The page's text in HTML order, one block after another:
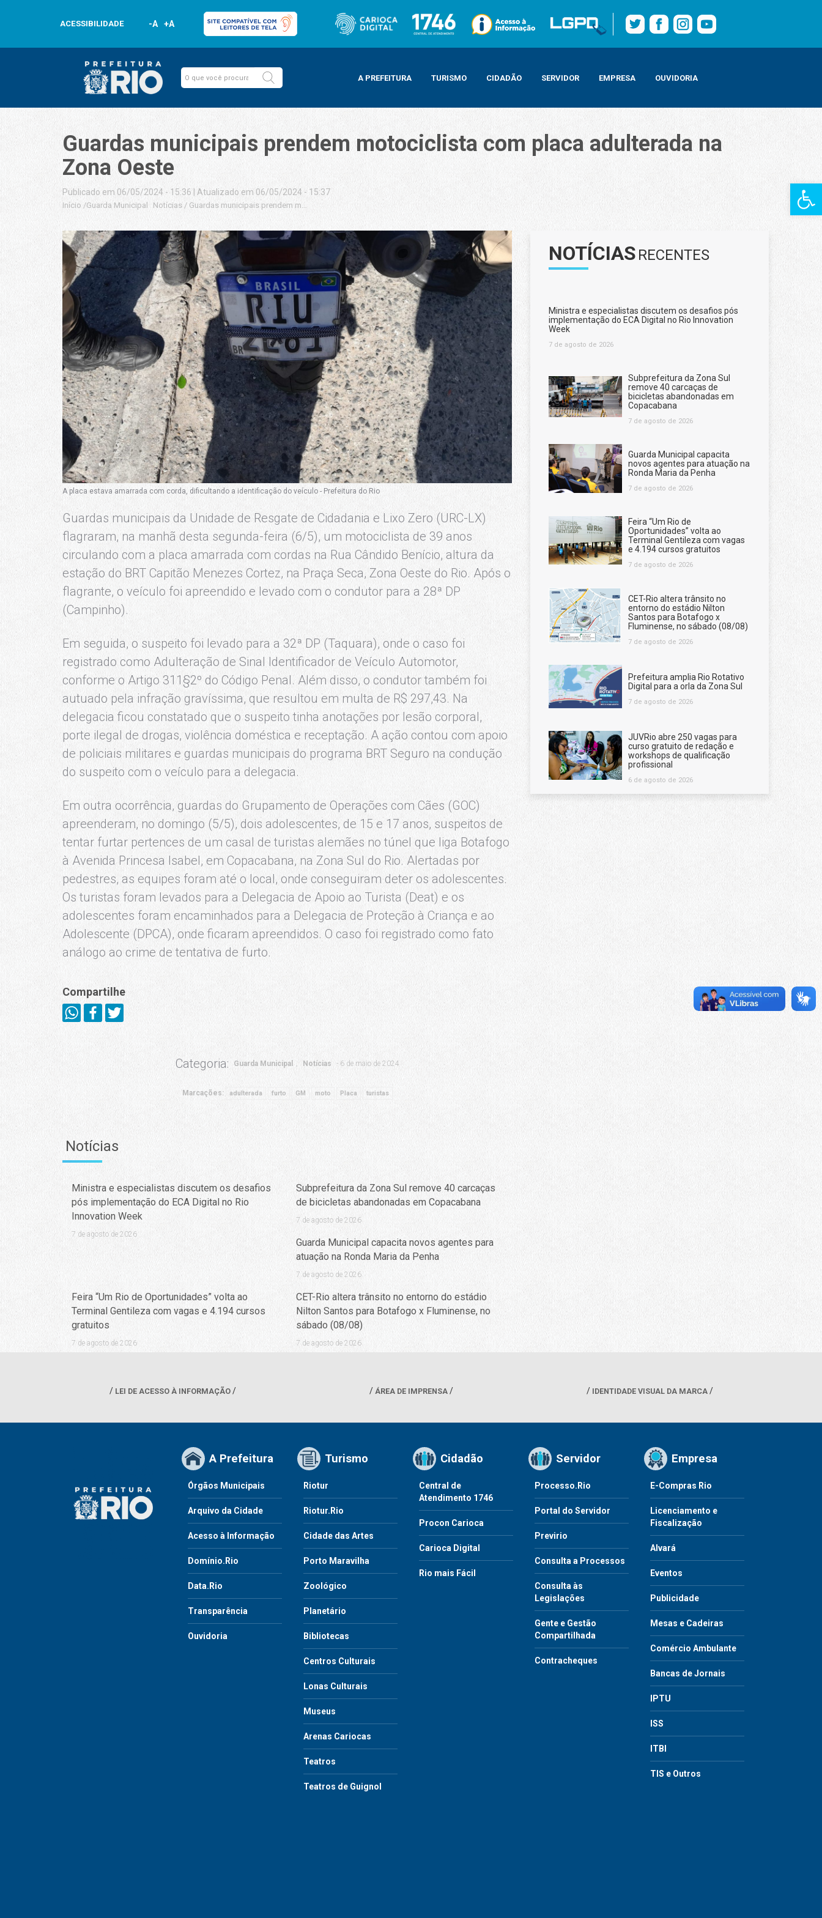
Barra de
ACESSIBILIDADE -A +A
A PREFEITURA TURISMO CIDADÃO SERVIDOR EMPRESA OUVIDORIA
Guardas municipais prendem motociclista com placa adulterada na
Zona Oeste
Publicado em 06/05/2024 - 15:36 Atualizado em 06/05/2024 - 15:37
Início /Guarda Municipal Notícias / Guardas municipais prendem motociclista com placa adulterada na Zona Oeste
A placa estava amarrada com corda, dificultando a identificação do veículo - Prefeitura do Rio
Guardas municipais da Unidade de Resgate de Cidadania e Lixo Zero (URC-LX)
flagraram, na manhã desta segunda-feira (6/5), um motociclista de 39 anos
circulando com a placa amarrada com cordas na Rua Cândido Benício, altura da
estação do BRT Capitão Menezes Cortez, na Praça Seca, Zona Oeste do Rio. Após o
flagrante, o veículo foi apreendido e levado com o condutor para a 28ª DP
(Campinho).
Em seguida, o suspeito foi levado para a 32ª DP (Taquara), onde o caso foi
registrado como Adulteração de Sinal Identificador de Veículo Automotor,
conforme o Artigo 311§2º do Código Penal. Além disso, o condutor também foi
autuado pela infração gravíssima, que resultou em multa de R$ 297,43. Na
delegacia ficou constatado que o suspeito tinha anotações por lesão corporal,
porte ilegal de drogas, violência doméstica e receptação. A ação contou com apoio
de policiais militares e guardas municipais do programa BRT Seguro na condução
do suspeito com o veículo para a delegacia.
Em outra ocorrência, guardas do Grupamento de Operações com Cães (GOC)
apreenderam, no domingo (5/5), dois adolescentes, de 15 e 17 anos, suspeitos de
tentar furtar pertences de um casal de turistas alemães no túnel que liga Botafogo
à Avenida Princesa Isabel, em Copacabana, na Zona Sul do Rio. Alertadas por
pedestres, as equipes foram até o local, onde conseguiram deter os adolescentes.
Os turistas foram levados para a Delegacia de Apoio ao Turista (Deat) e os
adolescentes foram encaminhados para a Delegacia de Proteção à Criança e ao
Adolescente (DPCA), onde ficaram apreendidos. O caso foi registrado como fato
análogo ao crime de tentativa de furto.
Compartilhe
Categoria: Guarda Municipal Notícias 6 de maio de 2024
Marcações: adulterada furto GM moto Placa turistas
Notícias
Ministra e especialistas discutem os desafios
pós implementação do ECA Digital no Rio
Innovation Week
7 de agosto de 2026
Subprefeitura da Zona Sul remove 40 carcaças
de bicicletas abandonadas em Copacabana
7 de agosto de 2026
Guarda Municipal capacita novos agentes para
atuação na Ronda Maria da Penha
7 de agosto de 2026
Feira “Um Rio de Oportunidades” volta ao
Terminal Gentileza com vagas e 4.194 cursos
gratuitos
7 de agosto de 2026
CET-Rio altera trânsito no entorno do estádio
Nilton Santos para Botafogo x Fluminense, no
sábado (08/08)
7 de agosto de 2026
NOTÍCIAS RECENTES
Ministra e especialistas discutem os desafios pós
implementação do ECA Digital no Rio Innovation
Week
7 de agosto de 2026
Subprefeitura da Zona Sul
remove 40 carcaças de
bicicletas abandonadas em
Copacabana
7 de agosto de 2026
Guarda Municipal capacita
novos agentes para atuação na
Ronda Maria da Penha
7 de agosto de 2026
Feira “Um Rio de
Oportunidades” volta ao
Terminal Gentileza com vagas
e 4.194 cursos gratuitos
7 de agosto de 2026
CET-Rio altera trânsito no
entorno do estádio Nilton
Santos para Botafogo x
Fluminense, no sábado (08/08)
7 de agosto de 2026
Prefeitura amplia Rio Rotativo
Digital para a orla da Zona Sul
7 de agosto de 2026
JUVRio abre 250 vagas para
curso gratuito de redação e
workshops de qualificação
profissional
6 de agosto de 2026
LEI DE ACESSO À INFORMAÇÃO ÁREA DE IMPRENSA IDENTIDADE VISUAL DA MARCA
A Prefeitura
Órgãos Municipais
Arquivo da Cidade
Acesso à Informação
Domínio.Rio
Data.Rio
Transparência
Ouvidoria
Turismo
Riotur
Riotur.Rio
Cidade das Artes
Porto Maravilha
Zoológico
Planetário
Bibliotecas
Centros Culturais
Lonas Culturais
Museus
Arenas Cariocas
Teatros
Teatros de Guignol
Cidadão
Central de
Atendimento 1746
Procon Carioca
Carioca Digital
Rio mais Fácil
Servidor
Processo.Rio
Portal do Servidor
Previrio
Consulta a Processos
Consulta às
Legislações
Gente e Gestão
Compartilhada
Contracheques
Empresa
E-Compras Rio
Licenciamento e
Fiscalização
Alvará
Eventos
Publicidade
Mesas e Cadeiras
Comércio Ambulante
Bancas de Jornais
IPTU
ISS
ITBI
TIS e Outros